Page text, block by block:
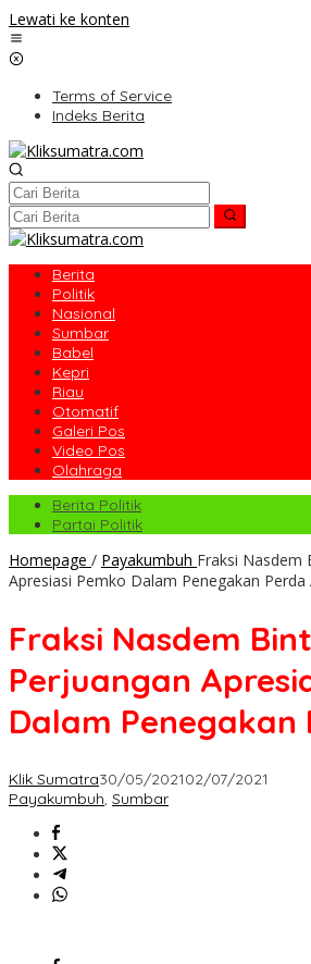
Lewati ke konten
Terms of Service
Indeks Berita
Berita
Politik
Nasional
Sumbar
Babel
Kepri
Riau
Otomatif
Galeri Pos
Video Pos
Olahraga
Berita Politik
Partai Politik
Homepage / Payakumbuh Fraksi Nasdem
Apresiasi Pemko Dalam Penegakan Perda
Fraksi Nasdem
Perjuangan
Dalam Penegakan
Klik Sumatra30/05/202102/07/2021
Payakumbuh, Sumbar